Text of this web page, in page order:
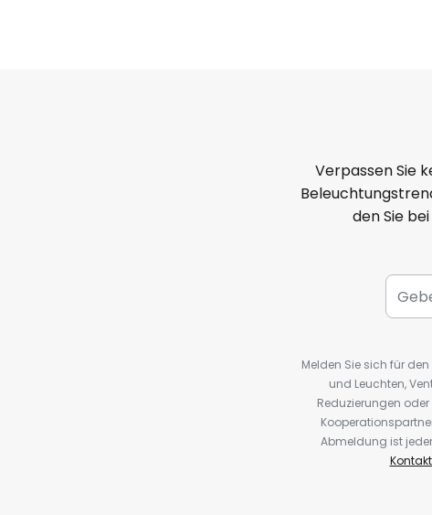
Verpassen Sie
den Sie
Melden Sie sich für
und Leuchten,
Reduzierungen
Abmeldung ist